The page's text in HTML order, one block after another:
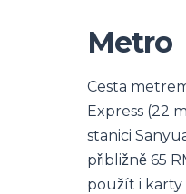
Metro
Cesta
Express (22
stanici
přibližně 65
použít i karty